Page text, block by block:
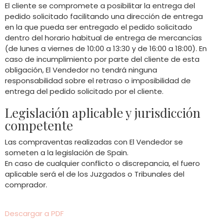
El cliente se compromete a posibilitar la entrega del
pedido solicitado facilitando una dirección de entrega
en la que pueda ser entregado el pedido solicitado
dentro del horario habitual de entrega de mercancías
(de lunes a viernes de 10:00 a 13:30 y de 16:00 a 18:00). En
caso de incumplimiento por parte del cliente de esta
obligación, El Vendedor no tendrá ninguna
responsabilidad sobre el retraso o imposibilidad de
entrega del pedido solicitado por el cliente.
Legislación aplicable y jurisdicción
competente
Las compraventas realizadas con El Vendedor se
someten a la legislación de Spain.
En caso de cualquier conflicto o discrepancia, el fuero
aplicable será el de los Juzgados o Tribunales del
comprador.
Descargar a PDF